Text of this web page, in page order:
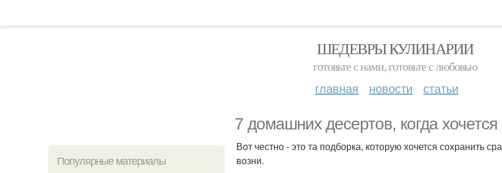
ШЕДЕВРЫ КУЛИНАРИИ
готовьте с нами, готовьте с любовью
главная новости статьи
7 домашних десертов, когда хочется
Популярные материалы
Вот честно - это та подборка, которую хочется сохранить
возни.